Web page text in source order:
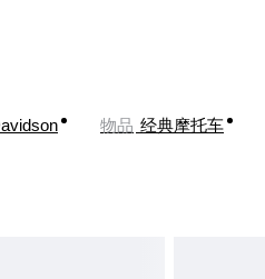
物品 经典摩托车